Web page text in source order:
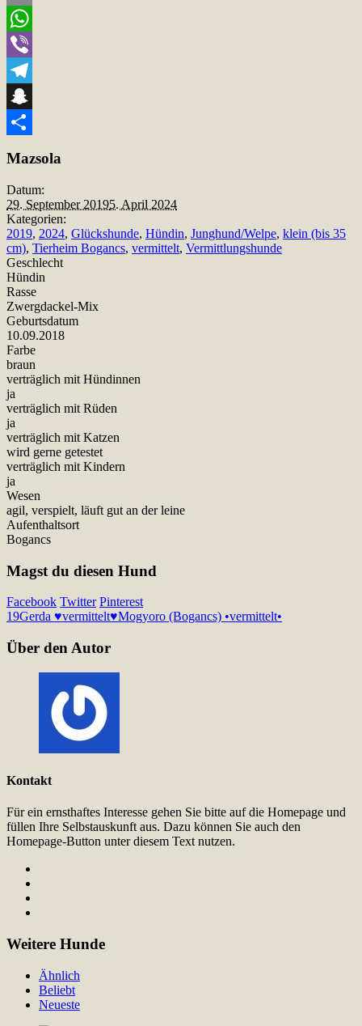
Email
WhatsApp
Viber
Telegram
Snapchat
Mazsola
Datum:
29. September 20195. April 2024
Kategorien:
2019, 2024, Glückshunde, Hündin, Junghund/Welpe, klein (bis 35
cm), Tierheim Bogancs, vermittelt, Vermittlungshunde
Geschlecht
Hündin
Rasse
Zwergdackel-Mix
Geburtsdatum
10.09.2018
Farbe
braun
verträglich mit Hündinnen
ja
verträglich mit Rüden
ja
verträglich mit Katzen
wird gerne getestet
verträglich mit Kindern
ja
Wesen
agil, verspielt, läuft gut an der leine
Aufenthaltsort
Bogancs
Magst du diesen Hund
Facebook Twitter Pinterest
19Gerda ♥vermittelt♥Mogyoro (Bogancs) •vermittelt•
Über den Autor
Kontakt
Für ein ernsthaftes Interesse gehen Sie bitte auf die Homepage und
füllen Ihre Selbstauskunft aus. Dazu können Sie auch den
Homepage-Button unter diesem Text nutzen.
Weitere Hunde
Ähnlich
Beliebt
Neueste